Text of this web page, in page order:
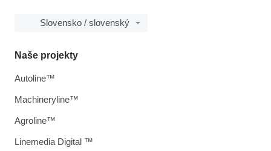
Slovensko / slovenský
Naše projekty
Autoline™
Machineryline™
Agroline™
Linemedia Digital ™